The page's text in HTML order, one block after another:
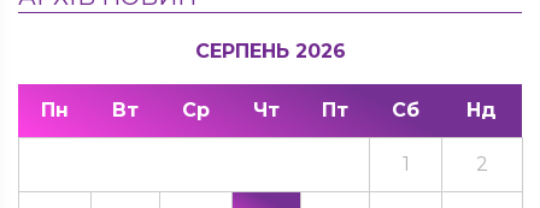
СЕРПЕНЬ 2026
Пн Вт Ср Чт Пт Сб Нд
1 2